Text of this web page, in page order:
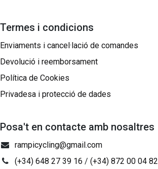
Termes i condicions
Enviaments i cancel·lació de comandes
Devolució i reemborsament
Política de Cookies
Privadesa i protecció de dades
Posa't en contacte amb nosaltres
rampicycling@gmail.com
(+34) 648 27 39 16 / (+34) 872 00 04 82